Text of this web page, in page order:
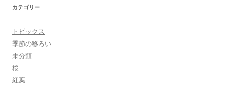
カテゴリー
トピックス
季節の移ろい
未分類
桜
紅葉